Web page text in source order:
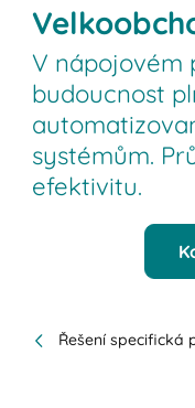
V nápojovém
budoucnost
systémům.
efektivitu.
Řešení specifická